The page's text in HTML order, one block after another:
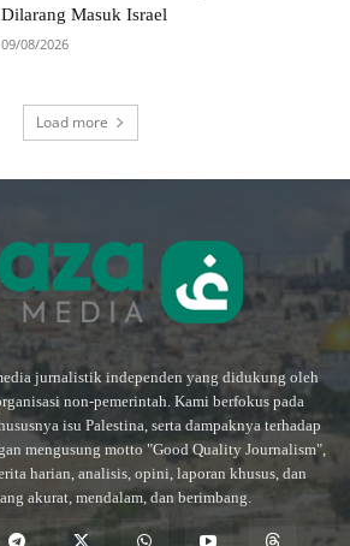
Dilarang Masuk Israel
09/08/2026
Load more
jurnalistik independen yang didukung oleh
non-pemerintah. Kami berfokus pada
isu Palestina, serta dampaknya terhadap
mengusung motto "Good Quality Journalism",
harian, analisis, opini, laporan khusus, dan
akurat, mendalam, dan berimbang.